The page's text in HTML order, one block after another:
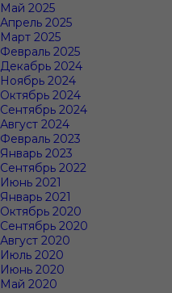
Май 2025
Апрель 2025
Март 2025
Февраль 2025
Декабрь 2024
Ноябрь 2024
Октябрь 2024
Сентябрь 2024
Август 2024
Февраль 2023
Январь 2023
Сентябрь 2022
Июнь 2021
Январь 2021
Октябрь 2020
Сентябрь 2020
Август 2020
Июль 2020
Июнь 2020
Май 2020